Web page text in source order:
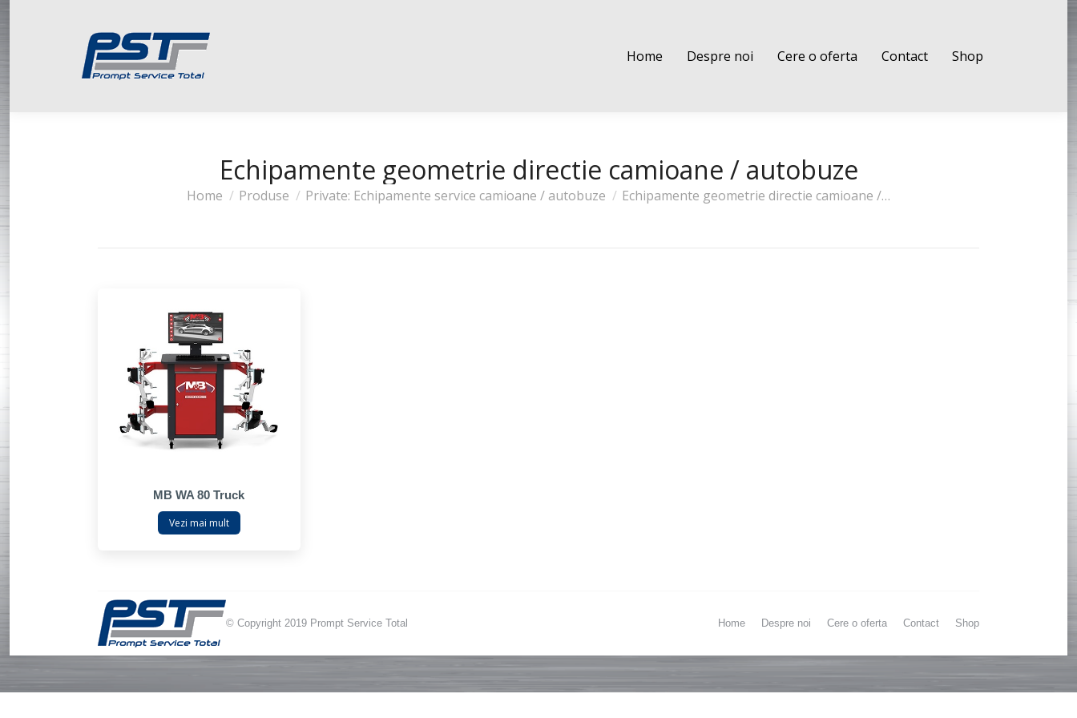
Home Despre noi Cere o oferta Contact Shop
Echipamente geometrie directie camioane / autobuze
You are here:
Home Produse Private: Echipamente service camioane / autobuze Echipamente geometrie directie camioane /…
MB WA 80 Truck
Vezi mai mult
© Copyright 2019 Prompt Service Total Home Despre noi Cere o oferta Contact Shop